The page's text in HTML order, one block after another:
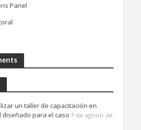
Panel
un taller de capacitación en
diseñado para el caso 7 de agosto de